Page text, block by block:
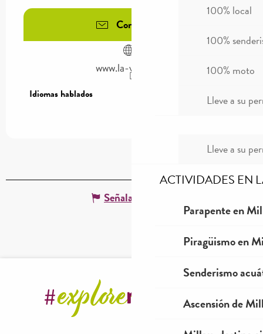
100% local
100%
100% moto
Lleve a su
Lleve a su
ACTIVIDADES EN
Parapente en
Piragüismo en
Senderismo
Ascensión de
Contáctenos
www.la-vrac.com
Idiomas hablados
Idiomas hablados
Señalar un error